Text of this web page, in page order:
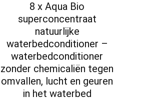
8 x Aqua Bio
superconcentraat
natuurlijke
waterbedconditioner –
waterbedconditioner
zonder chemicaliën tegen
omvallen, lucht en geuren
in het waterbed